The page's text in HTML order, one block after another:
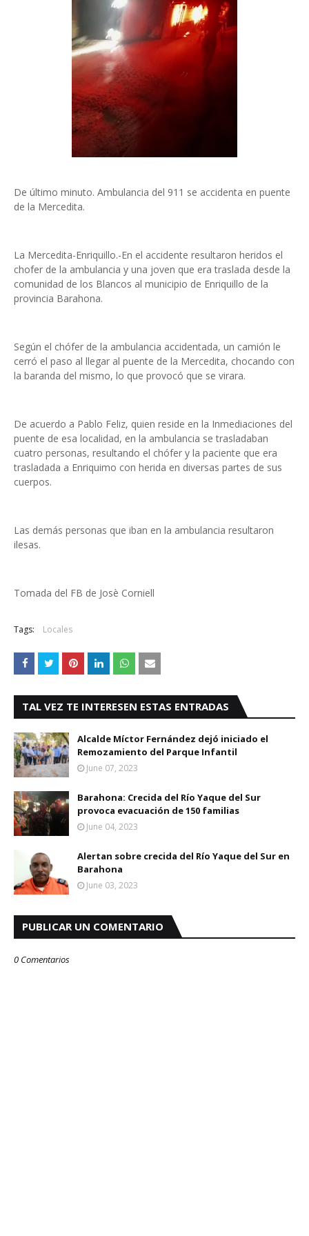
De último minuto. Ambulancia del 911 se accidenta en puente
de la Mercedita.
La Mercedita-Enriquillo.-En el accidente resultaron heridos el
chofer de la ambulancia y una joven que era traslada desde la
comunidad de los Blancos al municipio de Enriquillo de la
provincia Barahona.
Según el chófer de la ambulancia accidentada, un camión le
cerró el paso al llegar al puente de la Mercedita, chocando con
la baranda del mismo, lo que provocó que se virara.
De acuerdo a Pablo Feliz, quien reside en la Inmediaciones del
puente de esa localidad, en la ambulancia se trasladaban
cuatro personas, resultando el chófer y la paciente que era
trasladada a Enriquimo con herida en diversas partes de sus
cuerpos.
Las demás personas que iban en la ambulancia resultaron
ilesas.
Tomada del FB de Josè Corniell
Tags: Locales
TAL VEZ TE INTERESEN ESTAS ENTRADAS
Alcalde Míctor Fernández dejó iniciado el
Remozamiento del Parque Infantil
June 07, 2023
Barahona: Crecida del Río Yaque del Sur
provoca evacuación de 150 familias
June 04, 2023
Alertan sobre crecida del Río Yaque del Sur en
Barahona
June 03, 2023
PUBLICAR UN COMENTARIO
0 Comentarios